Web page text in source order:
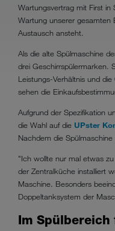
Wartungsvertrag mit First
Wartung unserer gesamten
Austausch ansteht.
Als die alte Spülmaschine
drei Geschirrspülermarken.
Leistungs-Verhältnis und
sehen die
Aufgrund der Spezifikation
die Wahl auf die UPster
Nachdem die
"Ich wollte nur mal etwas
der Zentralküche installiert
Maschine. Besonders
Doppeltanksystem der
Im